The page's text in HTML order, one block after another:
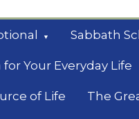
Sabbath
for Your Everyday Life
of Life The